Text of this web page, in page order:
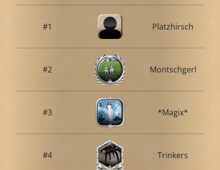
#1 Platzhirsch
#2 Montschgerl
#3 *Magix*
#4 Trinkers